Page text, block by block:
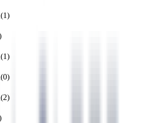
(1)
(1)
(0)
(2)